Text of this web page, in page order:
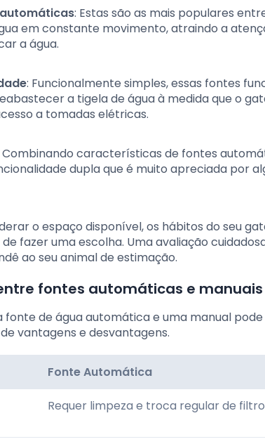
: Estas são as mais populares
em constante movimento, atraindo a
a água.
: Funcionalmente simples, essas fontes
a tigela de água à medida que o
a tomadas elétricas.
Combinando características de fontes
dupla que é muito apreciada por
o espaço disponível, os hábitos do seu
fazer uma escolha. Uma avaliação
ao seu animal de estimação.
fontes automáticas e manuais
de água automática e uma manual
vantagens e desvantagens.
Fonte Automática
Requer limpeza e troca regular de